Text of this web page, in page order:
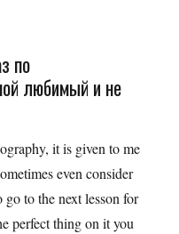
по
любимый и не
it is given to me
even consider
to the next lesson for
perfect thing on it you